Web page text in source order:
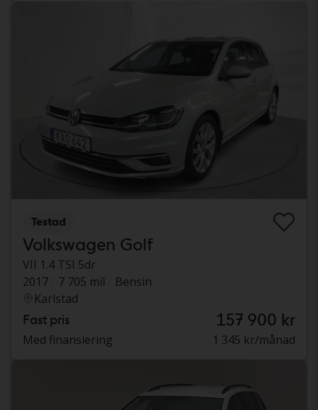
Testad
Volkswagen Golf
VII 1.4 TSI 5dr
2017
7 705 mil
Bensin
Karlstad
Fast pris 157 900 kr
Med finansiering 1 345 kr/månad